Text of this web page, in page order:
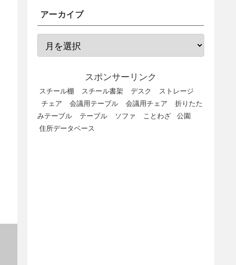
アーカイブ
スポンサーリンク
スチール棚 スチール書架 デスク
ストレージ
チェア
会議用テーブル 会議用チェア
折りたた
みテーブル
テーブル ソファ ことわざ
公園
住所データベース